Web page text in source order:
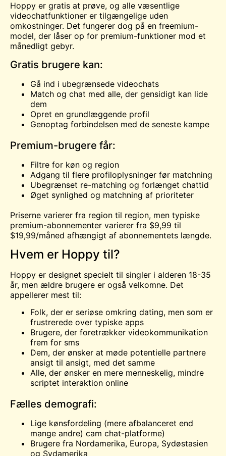
Hoppy er gratis at prøve, og alle væsentlige
videochatfunktioner er tilgængelige uden
omkostninger. Det fungerer dog på en freemium-
model, der låser op for premium-funktioner mod et
månedligt gebyr.
Gratis brugere kan:
Gå ind i ubegrænsede videochats
Match og chat med alle, der gensidigt kan lide
dem
Opret en grundlæggende profil
Genoptag forbindelsen med de seneste kampe
Premium-brugere får:
Filtre for køn og region
Adgang til flere profiloplysninger før matchning
Ubegrænset re-matching og forlænget chattid
Øget synlighed og matchning af prioriteter
Priserne varierer fra region til region, men typiske
premium-abonnementer varierer fra $9,99 til
$19,99/måned afhængigt af abonnementets længde.
Hvem er Hoppy til?
Hoppy er designet specielt til singler i alderen 18-35
år, men ældre brugere er også velkomne. Det
appellerer mest til:
Folk, der er seriøse omkring dating, men som er
frustrerede over typiske apps
Brugere, der foretrækker videokommunikation
frem for sms
Dem, der ønsker at møde potentielle partnere
ansigt til ansigt, med det samme
Alle, der ønsker en mere menneskelig, mindre
scriptet interaktion online
Fælles demografi:
Lige kønsfordeling (mere afbalanceret end
mange andre) cam chat-platforme)
Brugere fra Nordamerika, Europa, Sydøstasien
og Sydamerika